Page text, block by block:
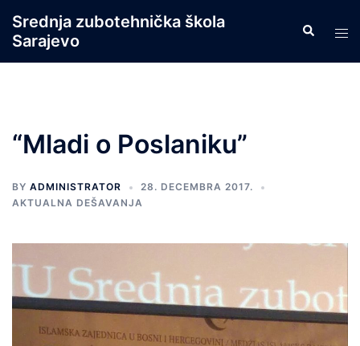
content
Srednja zubotehnička škola
Sarajevo
Search
“Mladi o Poslaniku”
BY ADMINISTRATOR
28. DECEMBRA 2017.
AKTUALNA DEŠAVANJA